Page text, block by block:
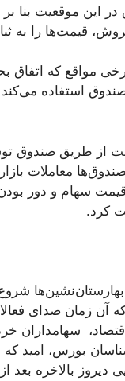
این موقعیت بنا
قیمت‌ها را به
مواقع که اتفاق
استفاده می‌کند
از طریق صندوق
معاملات بازار
قیمت سهام و دور
کرد.
زمان صدای
سهامداران
بورس، امید
بالاخره بعد